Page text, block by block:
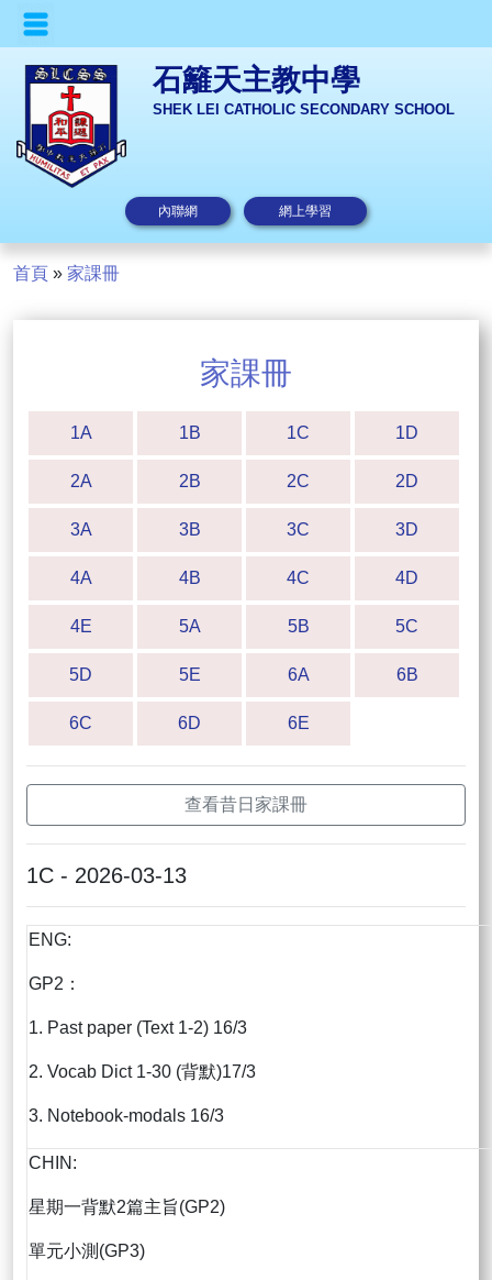
石籬天主教中學
SHEK LEI CATHOLIC SECONDARY SCHOOL
內聯網 網上學習
首頁 » 家課冊
家課冊
1A 1B 1C 1D
2A 2B 2C 2D
3A 3B 3C 3D
4A 4B 4C 4D
4E 5A 5B 5C
5D 5E 6A 6B
6C 6D 6E
查看昔日家課冊
1C - 2026-03-13
ENG:
GP2：
1. Past paper (Text 1-2) 16/3
2. Vocab Dict 1-30 (背默)17/3
3. Notebook-modals 16/3
CHIN:
星期一背默2篇主旨(GP2)
單元小測(GP3)